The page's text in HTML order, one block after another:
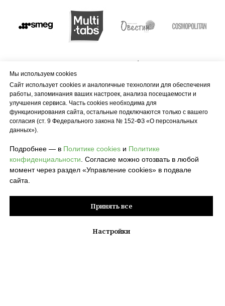
Мы используем cookies
Сайт использует cookies и аналогичные технологии для обеспечения
работы, запоминания ваших настроек, анализа посещаемости и
улучшения сервиса. Часть cookies необходима для
функционирования сайта, остальные подключаются только с вашего
согласия (ст. 9 Федерального закона № 152-ФЗ «О персональных
данных»).
Подробнее — в Политике cookies и Политике
конфиденциальности. Согласие можно отозвать в любой
момент через раздел «Управление cookies» в подвале
сайта.
Принять все
Настройки